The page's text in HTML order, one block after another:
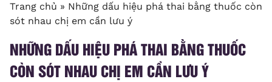
Trang chủ » Những dấu hiệu phá thai bằng thuốc còn
sót nhau chị em cần lưu ý
NHỮNG DẤU HIỆU PHÁ THAI BẰNG THUỐC
CÒN SÓT NHAU CHỊ EM CẦN LƯU Ý